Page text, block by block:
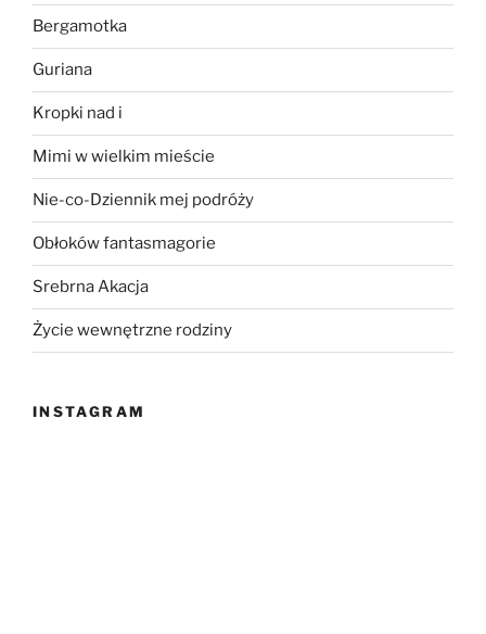
Bergamotka
Guriana
Kropki nad i
Mimi w wielkim mieście
Nie-co-Dziennik mej podróży
Obłoków fantasmagorie
Srebrna Akacja
Życie wewnętrzne rodziny
INSTAGRAM